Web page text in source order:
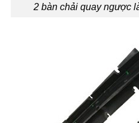
2 bàn chải quay ngược